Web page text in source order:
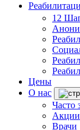
12
Цены
О нас
Часто
Акции
Врачи